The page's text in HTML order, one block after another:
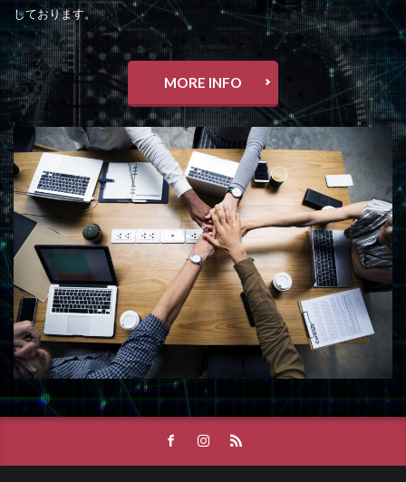
しております。
MORE INFO